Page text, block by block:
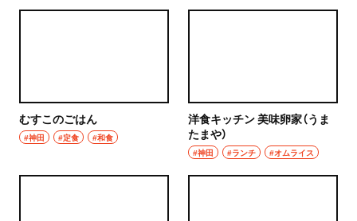
むすこのごはん
#神田 #定食 #和食
洋食キッチン 美味卵家（うま
たまや）
#神田 #ランチ #オムライス